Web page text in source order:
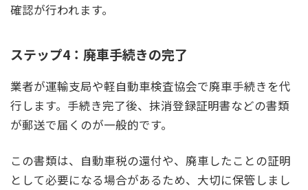
確認が行われます。
ステップ4：廃車手続きの完了
業者が運輸支局や軽自動車検査協会で廃車手続きを代
行します。手続き完了後、抹消登録証明書などの書類
が郵送で届くのが一般的です。
この書類は、自動車税の還付や、廃車したことの証明
として必要になる場合があるため、大切に保管しまし